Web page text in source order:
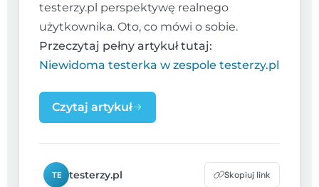
testerzy.pl perspektywę realnego
użytkownika. Oto, co mówi o sobie.
Przeczytaj pełny artykuł tutaj:
Niewidoma testerka w zespole testerzy.pl
Czytaj artykuł
TE testerzy.pl Skopiuj link